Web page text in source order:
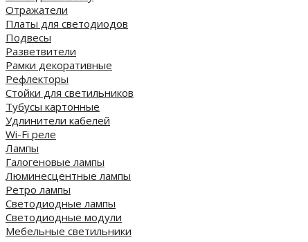
Отражатели
Платы для светодиодов
Подвесы
Разветвители
Рамки декоративные
Рефлекторы
Стойки для светильников
Тубусы картонные
Удлинители кабелей
Wi-Fi реле
Лампы
Галогеновые лампы
Люминесцентные лампы
Ретро лампы
Светодиодные лампы
Светодиодные модули
Мебельные светильники